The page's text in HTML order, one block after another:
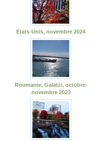
Etats-Unis, novembre 2024
Roumanie, Galatzi, octobre-
novembre 2023